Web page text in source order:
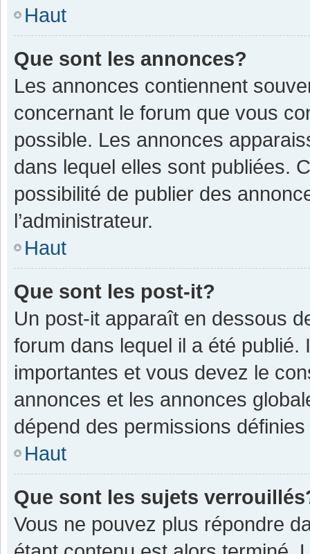
Haut
Que sont les annonces?
Les annonces contiennent
concernant le forum que vous
possible. Les annonces
dans lequel elles sont publiées.
possibilité de publier des
l’administrateur.
Haut
Que sont les post-it?
Un post-it apparaît en dessous
forum dans lequel il a été
importantes et vous devez le
annonces et les annonces
dépend des permissions définies
Haut
Que sont les sujets
Vous ne pouvez plus répondre